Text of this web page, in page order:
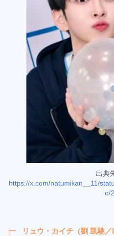
出典
https://x.com/natumikan__11/
o/2
リュウ・カイチ（劉 凱馳